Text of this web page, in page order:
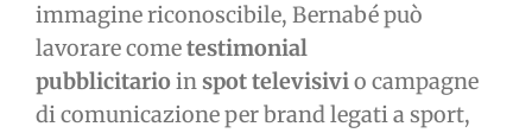
immagine riconoscibile, Bernabé può
lavorare cometestimonial
pubblicitarioinspot televisivio campagne
di comunicazione per brand legati a sport,